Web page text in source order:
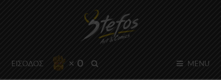
ΕΙΣΟΔΟΣ × 0 MENU